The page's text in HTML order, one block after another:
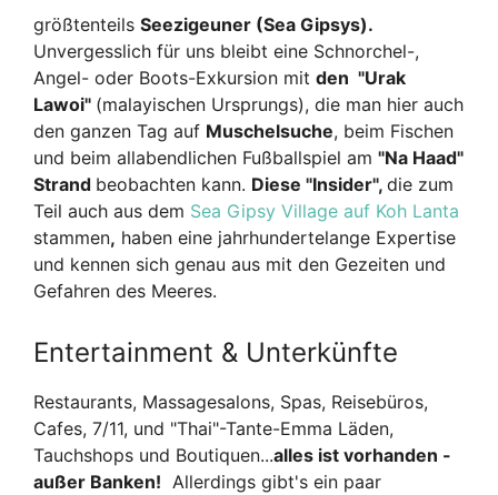
größtenteils Seezigeuner (Sea Gipsys).
Unvergesslich für uns bleibt eine Schnorchel-,
Angel- oder Boots-Exkursion mit den "Urak
Lawoi" (malayischen Ursprungs), die man hier auch
den ganzen Tag auf Muschelsuche, beim Fischen
und beim allabendlichen Fußballspiel am "Na Haad"
Strand beobachten kann. Diese "Insider", die zum
Teil auch aus dem Sea Gipsy Village auf Koh Lanta
stammen, haben eine jahrhundertelange Expertise
und kennen sich genau aus mit den Gezeiten und
Gefahren des Meeres.
Entertainment & Unterkünfte
Restaurants, Massagesalons, Spas, Reisebüros,
Cafes, 7/11, und "Thai"-Tante-Emma Läden,
Tauchshops und Boutiquen...alles ist vorhanden -
außer Banken! Allerdings gibt's ein paar